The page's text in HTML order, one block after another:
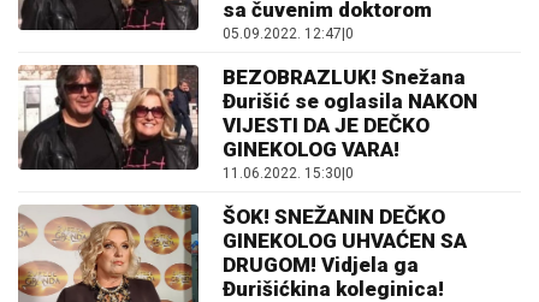
sa čuvenim doktorom
05.09.2022. 12:47|0
BEZOBRAZLUK! Snežana
Đurišić se oglasila NAKON
VIJESTI DA JE DEČKO
GINEKOLOG VARA!
11.06.2022. 15:30|0
ŠOK! SNEŽANIN DEČKO
GINEKOLOG UHVAĆEN SA
DRUGOM! Vidjela ga
Đurišićkina koleginica!